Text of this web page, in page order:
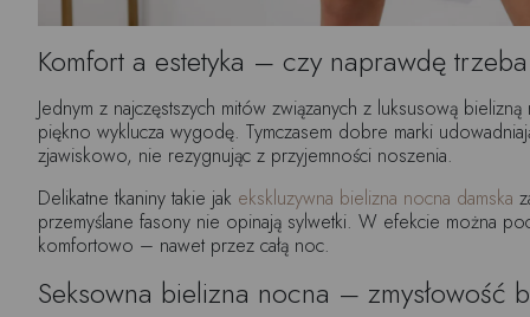
Komfort a estetyka – czy naprawdę
Jednym z najczęstszych mitów związanych z luksusową
piękno wyklucza wygodę. Tymczasem dobre marki
zjawiskowo, nie rezygnując z przyjemności noszenia.
Delikatne tkaniny takie jak ekskluzywna bielizna nocna damska
przemyślane fasony nie opinają sylwetki. W efekcie można
komfortowo – nawet przez całą noc.
Seksowna bielizna nocna – zmysłowość